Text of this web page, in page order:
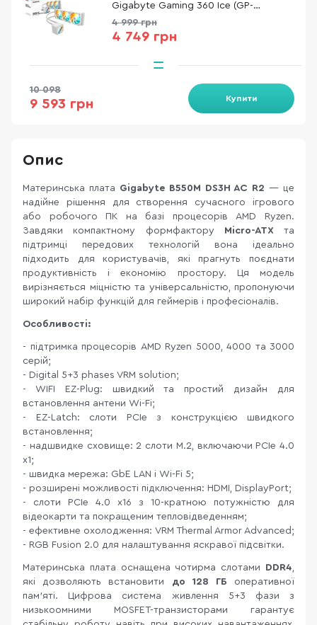
Gigabyte Gaming 360 Ice (GP-
GIGABYTE GME 360I)
4 999 грн
4 749 грн
10 098
9 593 грн Купити
Опис
Материнська плата Gigabyte B550M DS3H AC R2— це
надійне рішення для створення сучасного ігрового
або робочого ПК на базі процесорів AMD Ryzen.
Завдяки компактному формфактору Micro-ATX та
підтримці передових технологій вона ідеально
підходить для користувачів, які прагнуть поєднати
продуктивність і економію простору. Ця модель
вирізняється міцністю та універсальністю, пропонуючи
широкий набір функцій для геймерів і професіоналів.
Особливості:
- підтримка процесорів AMD Ryzen 5000, 4000 та 3000
серій;
- Digital 5+3 phases VRM solution;
- WIFI EZ-Plug: швидкий та простий дизайн для
встановлення антени Wi-Fi;
- EZ-Latch: слоти PCIe з конструкцією швидкого
встановлення;
- надшвидке сховище: 2 слоти M.2, включаючи PCIe 4.0
x1;
- швидка мережа: GbE LAN і Wi-Fi 5;
- розширені можливості підключення: HDMI, DisplayPort;
- слоти PCIe 4.0 x16 з 10-кратною потужністю для
відеокарти та покращеним тепловідведенням;
- ефективне охолодження: VRM Thermal Armor Advanced;
- RGB Fusion 2.0 для налаштування яскравої підсвітки.
Материнська плата оснащена чотирма слотами DDR4,
які дозволяють встановити
до 128 ГБ оперативної
пам’яті. Цифрова система живлення 5+3 фази з
низькоомними MOSFET-транзисторами гарантує